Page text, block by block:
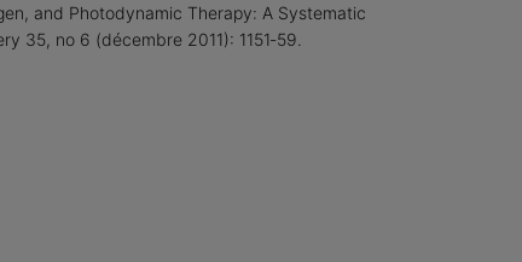
and Photodynamic Therapy: A Systematic
35, no 6 (décembre 2011): 1151‑59.